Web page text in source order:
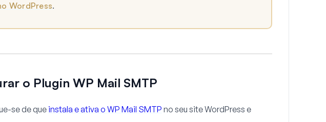
WordPress.
o Plugin WP Mail SMTP
se de que instala e ativa o WP Mail SMTP no seu site WordPress e